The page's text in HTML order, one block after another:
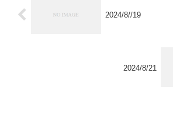
2024/8//19
2024/8/21